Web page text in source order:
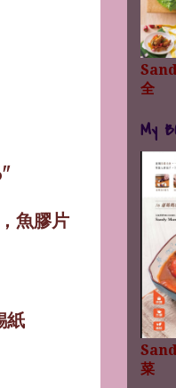
，魚膠片
紙
全
My
菜